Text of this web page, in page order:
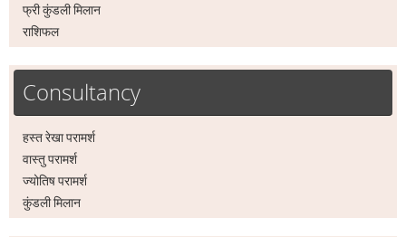
फ्री कुंडली मिलान
राशिफल
Consultancy
हस्त रेखा परामर्श
वास्तु परामर्श
ज्योतिष परामर्श
कुंडली मिलान